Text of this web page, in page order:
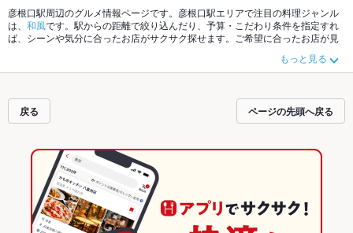
彦根口駅周辺のグルメ情報ページです。彦根口駅エリアで注目の料理ジャンル
は、 和風です。駅からの距離で絞り込んだり、予算・こだわり条件を指定すれ
ば、シーンや気分に合ったお店がサクサク探せます。ご希望に合ったお店が見
い。ホットペッパーグルメなら、お得なクーポンはもちろん、こだわりメニュ
ー肉じゃがや季節のおすすめ料理など、お店の最新情報をご紹介しているので
うしの飲み会にも、会社の宴会にも、デートやパーティにもお得に便利にホッ
トペッパーグルメをご利用ください。
もっと見る
戻る ページの先頭へ戻る